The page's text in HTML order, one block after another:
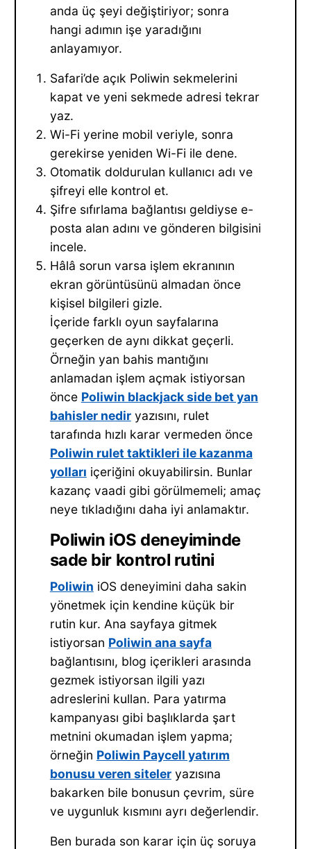
anda üç şeyi değiştiriyor; sonra
hangi adımın işe yaradığını
anlayamıyor.
Safari’de açık Poliwin sekmelerini
kapat ve yeni sekmede adresi tekrar
yaz.
Wi-Fi yerine mobil veriyle, sonra
gerekirse yeniden Wi-Fi ile dene.
Otomatik doldurulan kullanıcı adı ve
şifreyi elle kontrol et.
Şifre sıfırlama bağlantısı geldiyse e-
posta alan adını ve gönderen bilgisini
incele.
Hâlâ sorun varsa işlem ekranının
ekran görüntüsünü almadan önce
kişisel bilgileri gizle.
İçeride farklı oyun sayfalarına
geçerken de aynı dikkat geçerli.
Örneğin yan bahis mantığını
anlamadan işlem açmak istiyorsan
önce Poliwin blackjack side bet yan
bahisler nediryazısını, rulet
tarafında hızlı karar vermeden önce
Poliwin rulet taktikleri ile kazanma
yolları içeriğini okuyabilirsin. Bunlar
kazanç vaadi gibi görülmemeli; amaç
neye tıkladığını daha iyi anlamaktır.
Poliwin iOS deneyiminde
sade bir kontrol rutini
Poliwin iOS deneyimini daha sakin
yönetmek için kendine küçük bir
rutin kur. Ana sayfaya gitmek
istiyorsan Poliwin ana sayfa
bağlantısını, blog içerikleri arasında
gezmek istiyorsan ilgili yazı
adreslerini kullan. Para yatırma
kampanyası gibi başlıklarda şart
metnini okumadan işlem yapma;
örneğin Poliwin Paycell yatırım
bonusu veren siteleryazısına
bakarken bile bonusun çevrim, süre
ve uygunluk kısmını ayrı değerlendir.
Ben burada son karar için üç soruya